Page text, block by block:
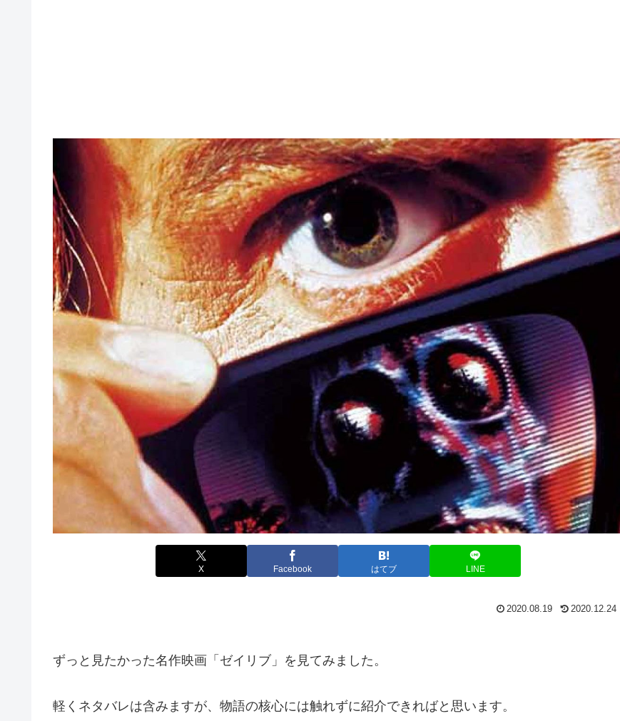
X Facebook はてブ LINE
2020.08.19 2020.12.24
ずっと見たかった名作映画「ゼイリブ」を見てみました。
軽くネタバレは含みますが、物語の核心には触れずに紹介できればと思います。